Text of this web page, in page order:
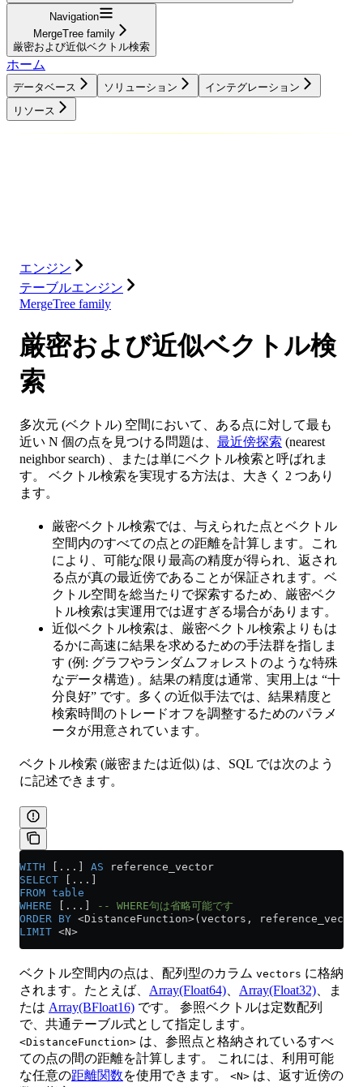
Navigation
MergeTree family
厳密および近似ベクトル検索
ホーム
データベース ソリューション
インテグレーション
リソース
エンジン
テーブルエンジン
MergeTree family
厳密および近似ベクトル検
索
多次元 (ベクトル) 空間において、ある点に対して最も
近い N 個の点を見つける問題は、 最近傍探索 (nearest
neighbor search) 、または単にベクトル検索と呼ばれま
す。 ベクトル検索を実現する方法は、大きく 2 つあり
ます。
厳密ベクトル検索では、与えられた点とベクトル
空間内のすべての点との距離を計算します。これ
により、可能な限り最高の精度が得られ、返され
る点が真の最近傍であることが保証されます。ベ
クトル空間を総当たりで探索するため、厳密ベク
トル検索は実運用では遅すぎる場合があります。
近似ベクトル検索は、厳密ベクトル検索よりもは
るかに高速に結果を求めるための手法群を指しま
す (例: グラフやランダムフォレストのような特殊
なデータ構造) 。結果の精度は通常、実用上は “十
分良好” です。多くの近似手法では、結果精度と
検索時間のトレードオフを調整するためのパラメ
ータが用意されています。
ベクトル検索 (厳密または近似) は、SQL では次のよう
に記述できます。
WITH [...] AS reference_vector
SELECT [...]
FROM table
WHERE [...]
-- WHERE句は省略可能です
ORDER BY <DistanceFunction>(vectors,
LIMIT <N>
ベクトル空間内の点は、配列型のカラム vectors に格納
されます。たとえば、 Array(Float64)、 Array(Float32)、ま
たは Array(BFloat16) です。 参照ベクトルは定数配列
で、共通テーブル式として指定します。
<DistanceFunction> は、参照点と格納されているすべ
ての点の間の距離を計算します。 これには、利用可能
な任意の距離関数を使用できます。 <N> は、返す近傍の